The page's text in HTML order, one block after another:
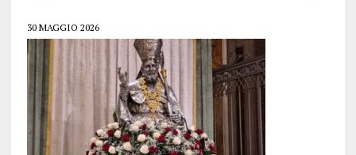
30 MAGGIO 2026